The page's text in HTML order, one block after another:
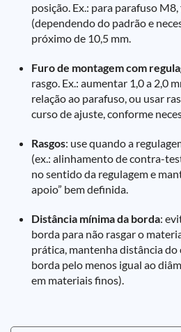
posição. Ex.: para parafuso
(dependendo do padrão e
próximo de 10,5 mm.
Furo de montagem com
rasgo. Ex.: aumentar 1,0 a 2,0
relação ao parafuso, ou usar
curso de ajuste, conforme
Rasgos: use quando a
(ex.: alinhamento de contra-
no sentido da regulagem e
apoio” bem definida.
Distância mínima da borda:
borda para não rasgar o
prática, mantenha distância
borda pelo menos igual ao
em materiais finos).